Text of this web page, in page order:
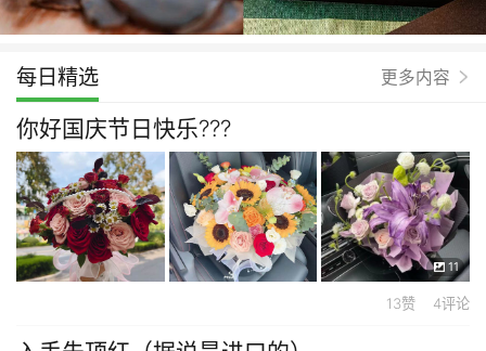
每日精选 更多内容
你好国庆节日快乐???
11
13赞 4评论